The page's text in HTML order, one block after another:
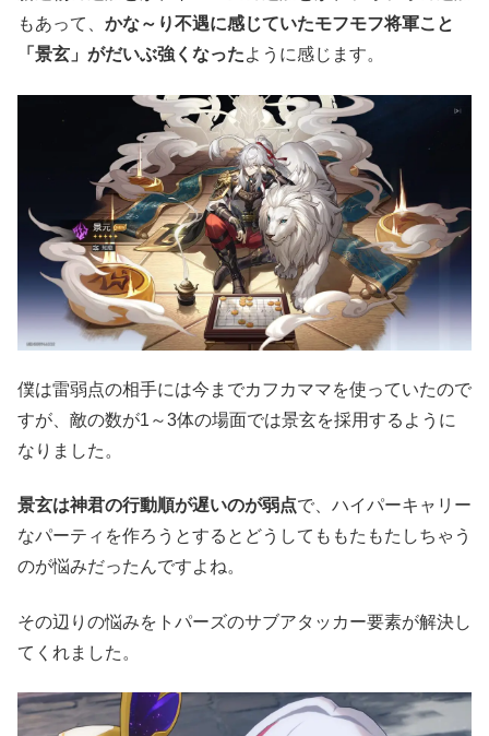
もあって、 かな～り不遇に感じていたモフモフ将軍こと
「景玄」がだいぶ強くなったように感じます。
僕は雷弱点の相手には今までカフカママを使っていたので
すが、敵の数が1～3体の場面では景玄を採用するように
なりました。
景玄は神君の行動順が遅いのが弱点で、ハイパーキャリー
なパーティを作ろうとするとどうしてももたもたしちゃう
のが悩みだったんですよね。
その辺りの悩みをトパーズのサブアタッカー要素が解決し
てくれました。